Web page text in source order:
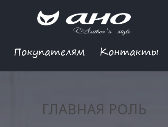
Покупателям Контакты
ГЛАВНАЯ РОЛЬ